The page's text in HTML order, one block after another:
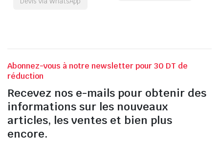
Abonnez-vous à notre newsletter pour 30 DT de
réduction
Recevez nos e-mails pour obtenir des
informations sur les nouveaux
articles, les ventes et bien plus
encore.